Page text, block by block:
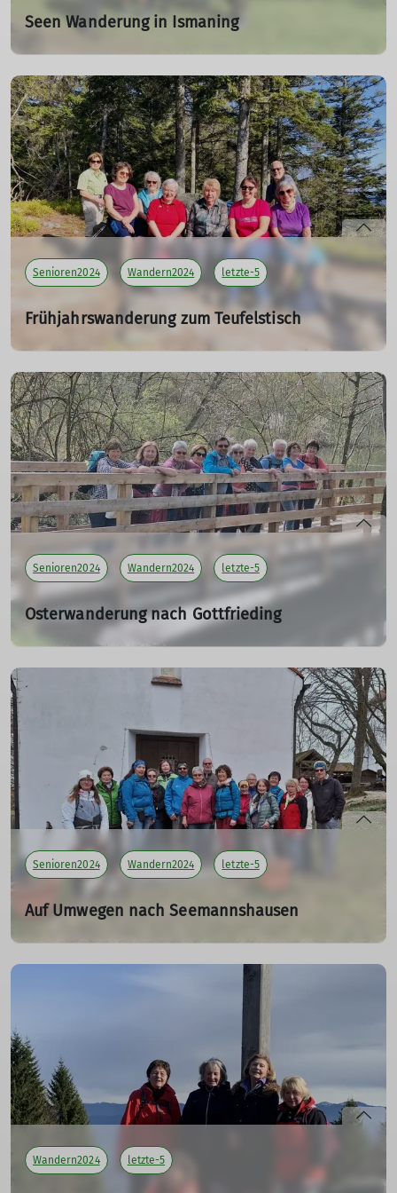
Seen Wanderung in Ismaning
08.06.2024
Tourenleiterin: Meier Brigitte
Teilnehmer: 4
mehr erfahren
Senioren2024 Wandern2024 letzte-5
Frühjahrswanderung zum Teufelstisch
06.04.2024
Tourenleiterin: Killesreiter Marlene
Teilnehmer: 8
mehr erfahren
Senioren2024 Wandern2024 letzte-5
Osterwanderung nach Gottfrieding
30.03.2024
Tourenleiter: Maier Georg
Teilnehmer: 15
Senioren2024 Wandern2024 letzte-5
Auf Umwegen nach Seemannshausen
10.03.2024
Tourenleiter: Maier Georg
Wandern2024 letzte-5